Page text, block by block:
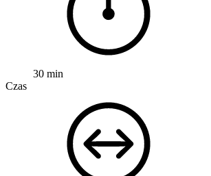
30 min
Czas